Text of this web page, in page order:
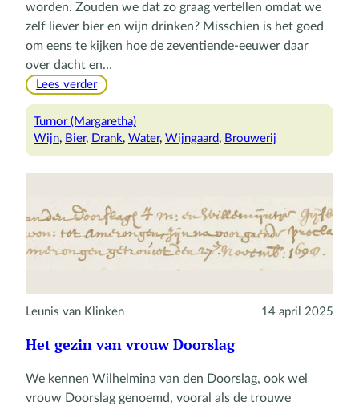
worden. Zouden we dat zo graag vertellen omdat we
zelf liever bier en wijn drinken? Misschien is het goed
om eens te kijken hoe de zeventiende-eeuwer daar
over dacht en…
Lees verder:
wijn
en
Turnor (Margaretha)
Wijn, Bier, Drank, Water, Wijngaard, Brouwerij
Leunis van Klinken 14 april 2025
Het gezin van vrouw Doorslag
We kennen Wilhelmina van den Doorslag, ook wel
vrouw Doorslag genoemd, vooral als de trouwe